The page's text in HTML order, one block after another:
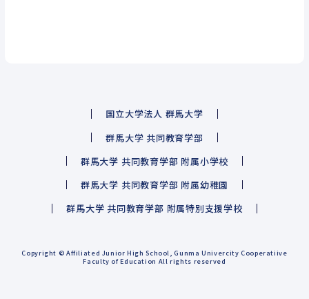
国立大学法人 群馬大学
群馬大学 共同教育学部
群馬大学 共同教育学部 附属小学校
群馬大学 共同教育学部 附属幼稚園
群馬大学 共同教育学部 附属特別支援学校
Copyright © Affiliated Junior High School, Gunma Univercity Cooperatiive
Faculty of Education All rights reserved